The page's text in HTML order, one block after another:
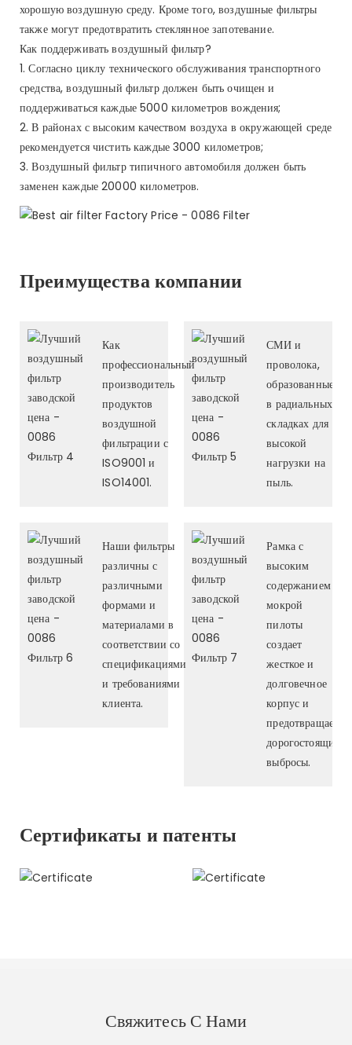
хорошую воздушную среду. Кроме того, воздушные фильтры
также могут предотвратить стеклянное запотевание.
Как поддерживать воздушный фильтр?
1. Согласно циклу технического обслуживания транспортного
средства, воздушный фильтр должен быть очищен и
поддерживаться каждые 5000 километров вождения;
2. В районах с высоким качеством воздуха в окружающей среде
рекомендуется чистить каждые 3000 километров;
3. Воздушный фильтр типичного автомобиля должен быть
заменен каждые 20000 километров.
Преимущества компании
Как
профессиональный
производитель
продуктов
воздушной
фильтрации с
ISO9001 и
ISO14001.
СМИ и
проволока,
образованные
в радиальных
складках для
высокой
нагрузки на
пыль.
Наши фильтры
различны с
различными
формами и
материалами в
соответствии со
спецификациями
и требованиями
клиента.
Рамка с
высоким
содержанием
мокрой
пилоты
создает
жесткое и
долговечное
корпус и
предотвращает
дорогостоящие
выбросы.
Сертификаты и патенты
Свяжитесь С Нами